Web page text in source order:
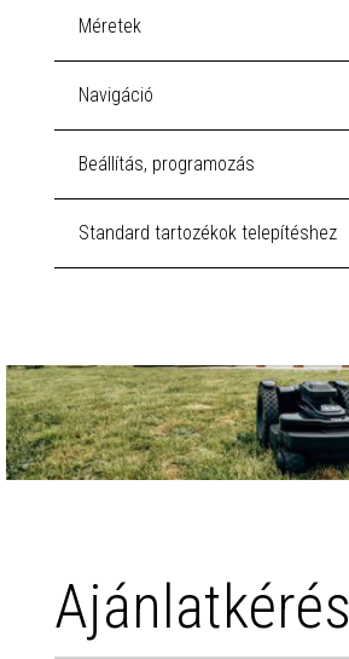
Méretek
Navigáció
Beállítás, programozás
Standard tartozékok telepítéshez
Ajánlatkérés